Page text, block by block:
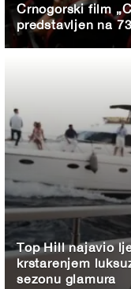
Crnogorski film
predstavljen na
Top Hill najavio
krstarenjem
sezonu glamura